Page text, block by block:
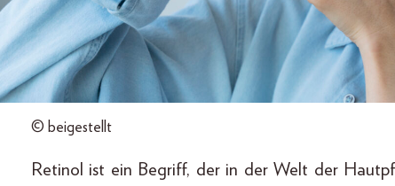
© beigestellt
Retinol ist ein Begriff, der in der Welt der